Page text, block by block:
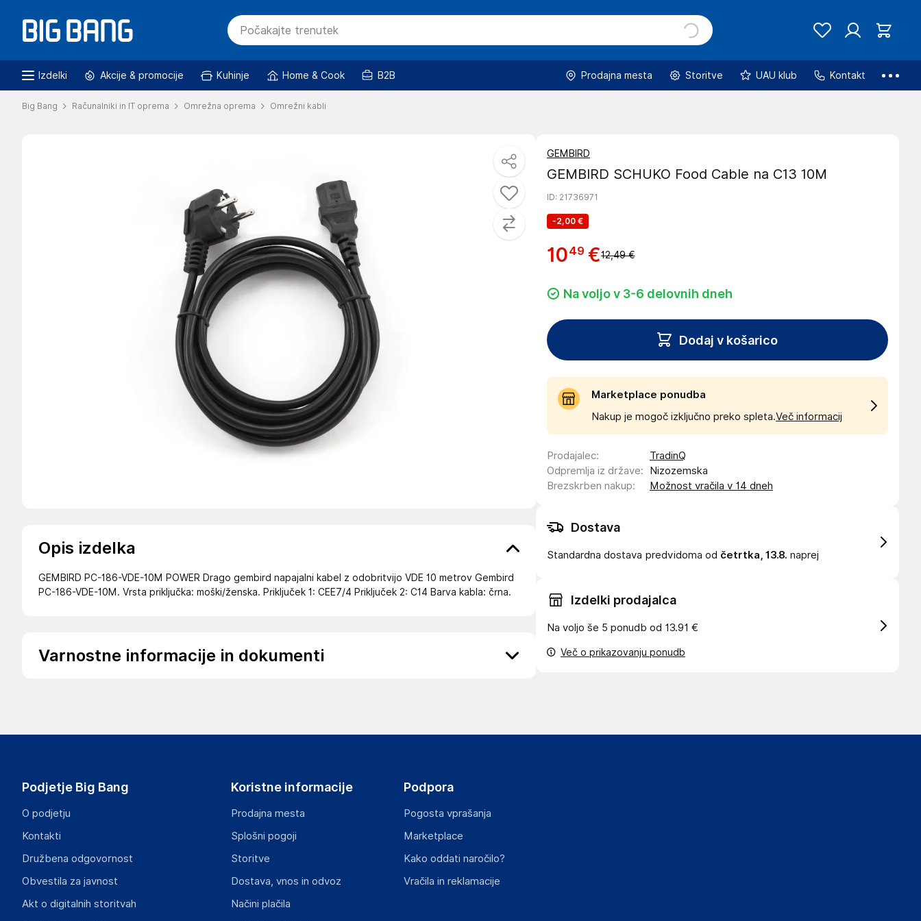
Izdelki Akcije & promocije Kuhinje Home & Cook B2B Prodajna mesta Storitve UAU klub Kontakt
Big Bang Računalniki in IT oprema Omrežna oprema Omrežni kabli
Opis izdelka
GEMBIRD PC-186-VDE-10M POWER Drago gembird napajalni kabel z odobritvijo VDE 10 metrov Gembird
PC-186-VDE-10M. Vrsta priključka: moški/ženska. Priključek 1: CEE7/4 Priključek 2: C14 Barva kabla: črna.
Varnostne informacije in dokumenti
GEMBIRD
GEMBIRD SCHUKO Food Cable na C13 10M
ID: 21736971
-2,00 €
1049 €12,49 €
Na voljo v 3-6 delovnih dneh
Dodaj v košarico
Marketplace ponudba
Nakup je mogoč izključno preko spleta.Več informacij
Prodajalec:
TradinQ
Odpremlja iz države:
Nizozemska
Brezskrben nakup: Možnost vračila v 14 dneh
Dostava
Standardna dostava predvidoma od četrtka, 13.8. naprej
Izdelki prodajalca
Na voljo še 5 ponudb od 13.91 €
Več o prikazovanju ponudb
Podjetje Big Bang
O podjetju
Kontakti
Družbena odgovornost
Obvestila za javnost
Akt o digitalnih storitvah
Koristne informacije
Prodajna mesta
Splošni pogoji
Storitve
Dostava, vnos in odvoz
Načini plačila
Podpora
Pogosta vprašanja
Marketplace
Kako oddati naročilo?
Vračila in reklamacije